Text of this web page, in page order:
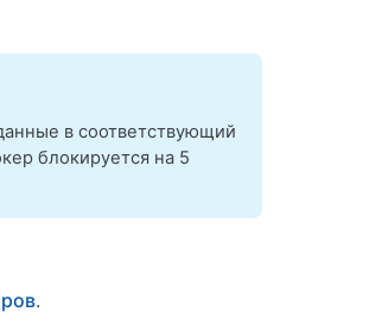
в соответствующий
блокируется на 5
.